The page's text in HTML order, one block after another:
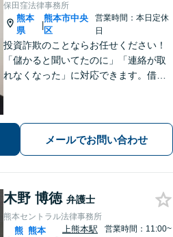
保田窪法律事務所
熊本
県
|
熊本市中央
区
営業時間：本日定休
日
投資詐欺のことならお任せください！
「儲かると聞いてたのに」「連絡が取
れなくなった」に対応できます。借
メールでお問い合わせ
木野 博徳 弁護士
熊本セントラル法律事務所
熊 熊本
上熊本駅
営業時間：11:00~